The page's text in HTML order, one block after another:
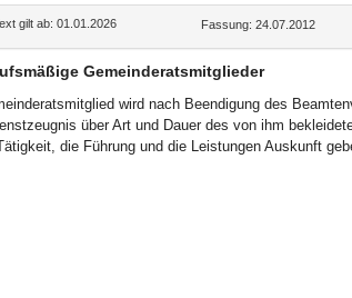
gilt ab: 01.01.2026 Fassung: 24.07.2012
Gemeinderatsmitglieder
wird nach Beendigung des
über Art und Dauer des von ihm
die Führung und die Leistungen Auskunft